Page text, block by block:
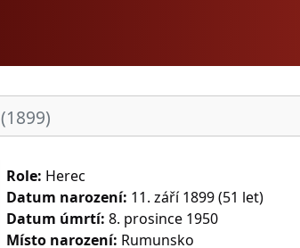
(1899)
Role: Herec
Datum narození: 11. září 1899 (51 let)
Datum úmrtí: 8. prosince 1950
Místo narození: Rumunsko